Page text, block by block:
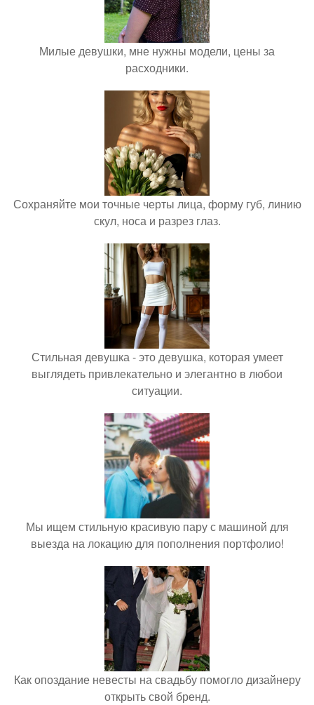
Милые девушки, мне нужны модели, цены за
расходники.
Сохраняйте мои точные черты лица, форму губ, линию
скул, носа и разрез глаз.
Стильная девушка - это девушка, которая умеет
выглядеть привлекательно и элегантно в любои
ситуации.
Мы ищем стильную красивую пару с машиной для
выезда на локацию для пополнения портфолио!
Как опоздание невесты на свадьбу помогло дизайнеру
открыть свой бренд.